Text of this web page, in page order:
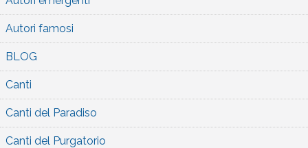
Autori famosi
BLOG
Canti
Canti del Paradiso
Canti del Purgatorio